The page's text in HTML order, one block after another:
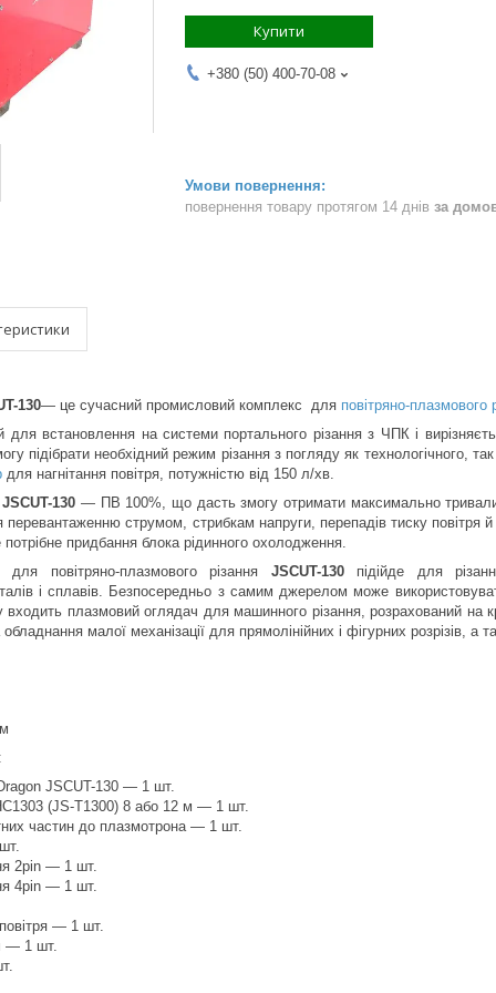
Купити
+380 (50) 400-70-08
повернення товару протягом 14 днів за
130— це сучасний промисловий комплекс для повітряно-плазмового
для встановлення на системи портального різання з ЧПК і
підібрати необхідний режим різання з погляду як технологічного,
для нагнітання повітря, потужністю від 150 л/хв.
JSCUT-130 — ПВ 100%, що дасть змогу отримати максимально
перевантаженню струмом, стрибкам напруги, перепадів тиску
придбання блока рідинного охолодження.
повітряно-плазмового різання JSCUT-130підійде для
і сплавів. Безпосередньо з самим джерелом може
входить плазмовий оглядач для машинного різання, розрахований на
малої механізації для прямолінійних і фігурних розрізів,
JSCUT-130 — 1 шт.
(JS-T1300) 8 або 12 м — 1 шт.
частин до плазмотрона — 1 шт.
2pin — 1 шт.
4pin — 1 шт.
— 1 шт.
— 1 шт.